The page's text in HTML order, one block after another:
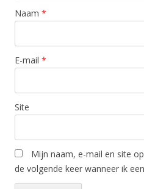
Naam *
E-mail *
Site
Mijn naam, e-mail en site
de volgende keer wanneer ik